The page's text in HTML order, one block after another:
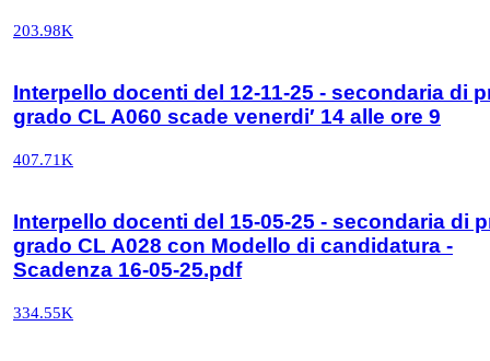
203.98K
Interpello docenti del 12-11-25 - secondaria di
grado CL A060 scade venerdi′ 14 alle ore 9
407.71K
Interpello docenti del 15-05-25 - secondaria di
grado CL A028 con Modello di candidatura -
Scadenza 16-05-25.pdf
334.55K